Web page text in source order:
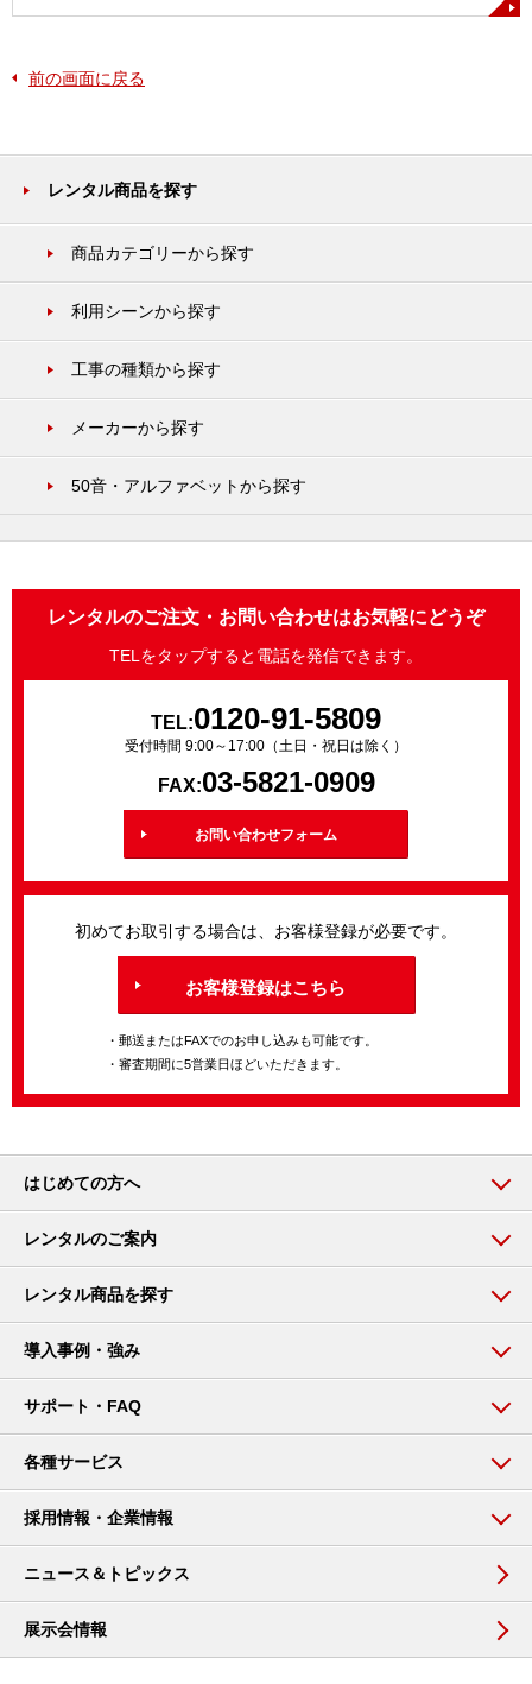
前の画面に戻る
レンタル商品を探す
商品カテゴリーから探す
利用シーンから探す
工事の種類から探す
メーカーから探す
50音・アルファベットから探す
レンタルのご注文・お問い合わせはお気軽にどうぞ
TELをタップすると電話を発信できます。
TEL:0120-91-5809
受付時間 9:00～17:00（土日・祝日は除く）
FAX:03-5821-0909
お問い合わせフォーム
初めてお取引する場合は、お客様登録が必要です。
お客様登録はこちら
・郵送またはFAXでのお申し込みも可能です。
・審査期間に5営業日ほどいただきます。
はじめての方へ
レンタルのご案内
レンタル商品を探す
導入事例・強み
サポート・FAQ
各種サービス
採用情報・企業情報
ニュース＆トピックス
展示会情報